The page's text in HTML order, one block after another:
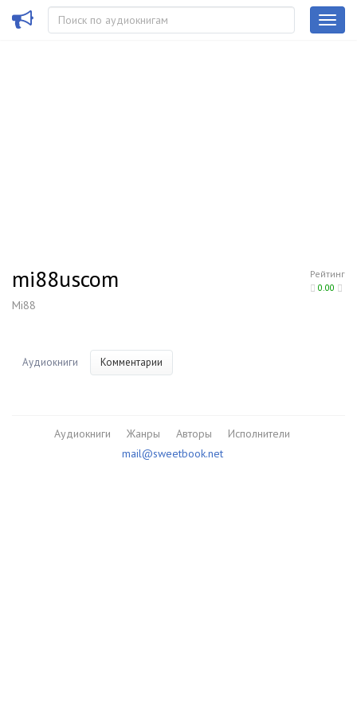
Рейтинг
0.00
mi88uscom
Mi88
Аудиокниги Комментарии
Аудиокниги Жанры Авторы
Исполнители
mail@sweetbook.net